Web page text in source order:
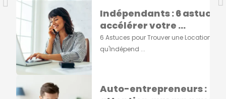
Indépendants : 6 astuces
accélérer votre ...
6 Astuces pour Trouver une Location en
qu'Indépend ...
Auto-entrepreneurs :